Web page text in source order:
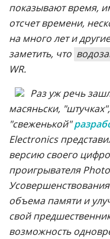
показывают время,
отсчет времени,
на много лет и
заметить, что
WR.
Раз уж речь
масяньски,
"свеженькой"
Electronics
версию своего
проигрывателя
объема памяти и
свой
возможность